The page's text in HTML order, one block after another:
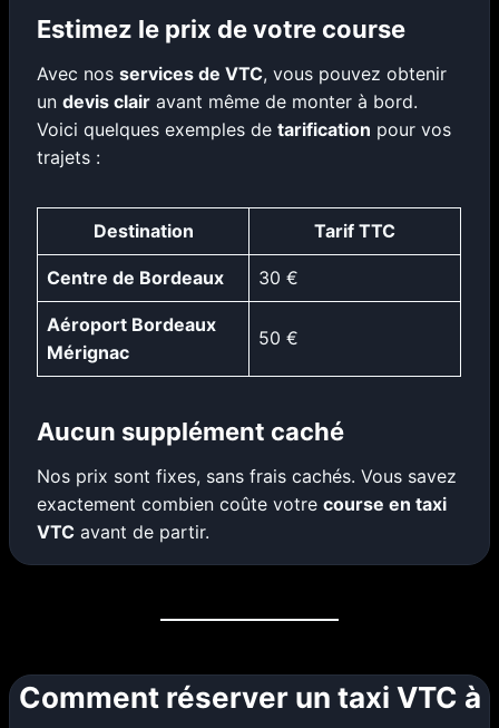
Estimez le prix de votre course
Avec nosservices de VTC, vous pouvez obtenir
undevis clair avant même de monter à bord.
Voici quelques exemples detarification pour vos
trajets :
Destination Tarif TTC
Centre de Bordeaux 30 €
Aéroport Bordeaux
Mérignac
50 €
Aucun supplément caché
Nos prix sont fixes, sans frais cachés. Vous savez
exactement combien coûte votrecourse en taxi
VTC avant de partir.
Comment réserver un taxi VTC à